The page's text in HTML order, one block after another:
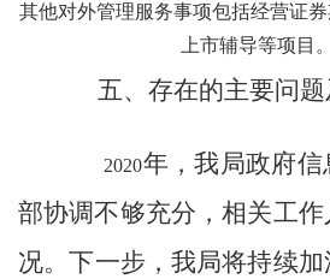
其他对外管理服务事项包括经营证
上市辅导等项目。
五、存在的主要问
2020年，我局政府信
部协调不够充分，相关工
况。下一步， 我局将持续加